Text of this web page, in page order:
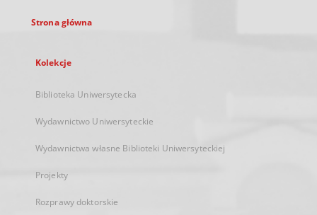
Strona główna
Kolekcje
Biblioteka Uniwersytecka
Wydawnictwo Uniwersyteckie
Wydawnictwa własne Biblioteki Uniwersyteckiej
Projekty
Rozprawy doktorskie